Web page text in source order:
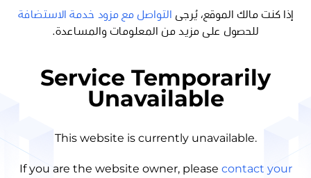
إذا كنت مالك الموقع، يُرجى
التواصل مع مزود خدمة الاستضافة
للحصول على مزيد من المعلومات والمساعدة.
Service Temporarily
Unavailable
This website is currently unavailable.
If you are the website owner, please contact your